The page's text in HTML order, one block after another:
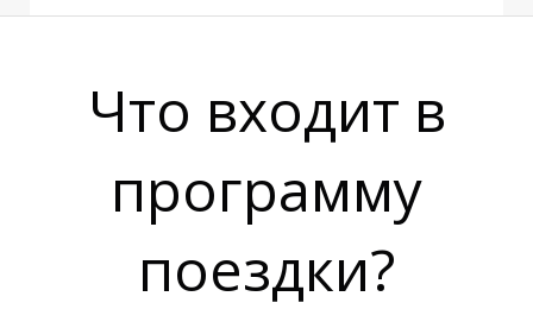
Что входит в
программу
поездки?